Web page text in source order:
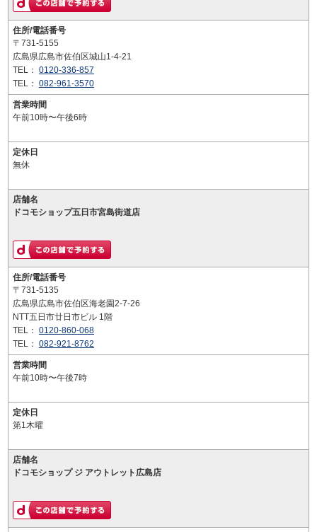
住所/電話番号
〒731-5155
広島県広島市佐伯区城山1-4-21
TEL： 0120-336-857
TEL： 082-961-3570
営業時間
午前10時〜午後6時
定休日
無休
店舗名
ドコモショップ五日市宮島街道店
住所/電話番号
〒731-5135
広島県広島市佐伯区海老園2-7-26
NTT五日市廿日市ビル 1階
TEL： 0120-860-068
TEL： 082-921-8762
営業時間
午前10時〜午後7時
定休日
第1木曜
店舗名
ドコモショップ ジ アウトレット広島店